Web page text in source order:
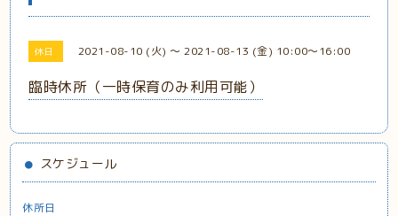
休日 2021-08-10 (火) ～ 2021-08-13 (金) 10:00～16:00
臨時休所（一時保育のみ利用可能）
スケジュール
休所日